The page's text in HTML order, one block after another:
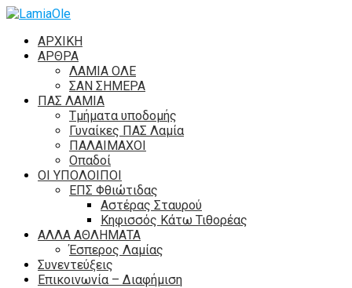
ΑΡΧΙΚΗ
ΑΡΘΡΑ
ΛΑΜΙΑ ΟΛΕ
ΣΑΝ ΣΗΜΕΡΑ
ΠΑΣ ΛΑΜΙΑ
Τμήματα υποδομής
Γυναίκες ΠΑΣ Λαμία
ΠΑΛΑΙΜΑΧΟΙ
Οπαδοί
ΟΙ ΥΠΟΛΟΙΠΟΙ
ΕΠΣ Φθιώτιδας
Αστέρας Σταυρού
Κηφισσός Κάτω Τιθορέας
ΑΛΛΑ ΑΘΛΗΜΑΤΑ
Έσπερος Λαμίας
Συνεντεύξεις
Επικοινωνία – Διαφήμιση